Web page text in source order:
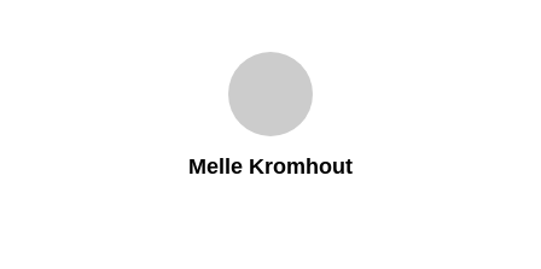
Melle Kromhout